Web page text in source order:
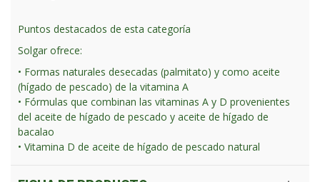
Puntos destacados de esta categoría
Solgar ofrece:
• Formas naturales desecadas (palmitato) y como aceite
(hígado de pescado) de la vitamina A
• Fórmulas que combinan las vitaminas A y D provenientes
del aceite de hígado de pescado y aceite de hígado de
bacalao
• Vitamina D de aceite de hígado de pescado natural